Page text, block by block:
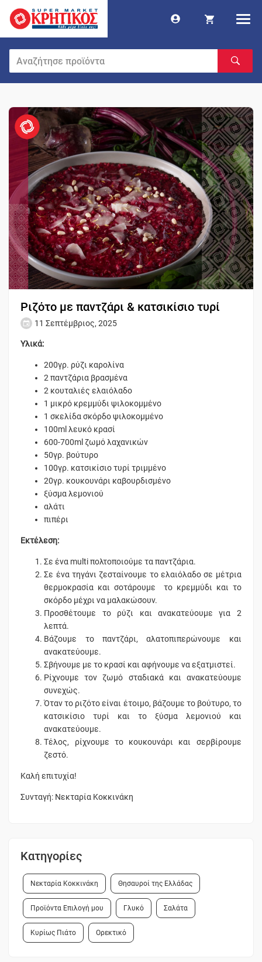
Ριζότο με παντζάρι & κατσικίσιο τυρί
11 Σεπτέμβριος, 2025
Υλικά:
200γρ. ρύζι καρολίνα
2 παντζάρια βρασμένα
2 κουταλιές ελαιόλαδο
1 μικρό κρεμμύδι ψιλοκομμένο
1 σκελίδα σκόρδο ψιλοκομμένο
100ml λευκό κρασί
600-700ml ζωμό λαχανικών
50γρ. βούτυρο
100γρ. κατσικίσιο τυρί τριμμένο
20γρ. κουκουνάρι καβουρδισμένο
ξύσμα λεμονιού
αλάτι
πιπέρι
Εκτέλεση:
Σε ένα multi πολτοποιούμε τα παντζάρια.
Σε ένα τηγάνι ζεσταίνουμε το ελαιόλαδο σε μέτρια
θερμοκρασία και σοτάρουμε το κρεμμύδι και το
σκόρδο μέχρι να μαλακώσουν.
Προσθέτουμε το ρύζι και ανακατεύουμε για 2
λεπτά.
Βάζουμε το παντζάρι, αλατοπιπερώνουμε και
ανακατεύουμε.
Σβήνουμε με το κρασί και αφήνουμε να εξατμιστεί.
Ρίχνουμε τον ζωμό σταδιακά και ανακατεύουμε
συνεχώς.
Όταν το ριζότο είναι έτοιμο, βάζουμε το βούτυρο, το
κατσικίσιο τυρί και το ξύσμα λεμονιού και
ανακατεύουμε.
Τέλος, ρίχνουμε το κουκουνάρι και σερβίρουμε
ζεστό.
Καλή επιτυχία!
Συνταγή: Νεκταρία Κοκκινάκη
Κατηγορίες
Νεκταρία Κοκκινάκη Θησαυροί της Ελλάδας
Προϊόντα Επιλογή μου Γλυκό Σαλάτα
Κυρίως Πιάτο Ορεκτικό